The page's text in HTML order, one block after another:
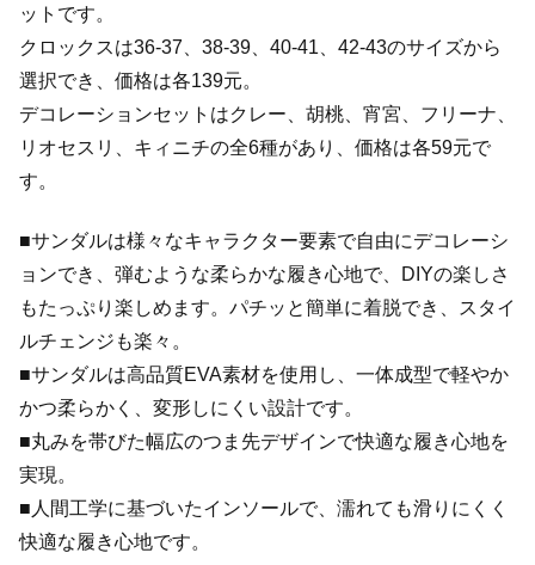
ットです。
クロックスは36-37、38-39、40-41、42-43のサイズから
選択でき、価格は各139元。
デコレーションセットはクレー、胡桃、宵宮、フリーナ、
リオセスリ、キィニチの全6種があり、価格は各59元で
す。
■サンダルは様々なキャラクター要素で自由にデコレーシ
ョンでき、弾むような柔らかな履き心地で、DIYの楽しさ
もたっぷり楽しめます。パチッと簡単に着脱でき、スタイ
ルチェンジも楽々。
■サンダルは高品質EVA素材を使用し、一体成型で軽やか
かつ柔らかく、変形しにくい設計です。
■丸みを帯びた幅広のつま先デザインで快適な履き心地を
実現。
■人間工学に基づいたインソールで、濡れても滑りにくく
快適な履き心地です。